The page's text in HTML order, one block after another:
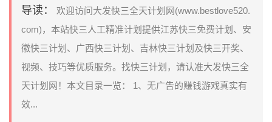
导读：
欢迎访问大发快三全天计划网(www.bestlove520.
com)，本站快三人工精准计划提供江苏快三免费计划、安
徽快三计划、广西快三计划、吉林快三计划及快三开奖、
视频、技巧等优质服务。找快三计划，请认准大发快三全
天计划网！本文目录一览： 1、无广告的赚钱游戏真实有
效...